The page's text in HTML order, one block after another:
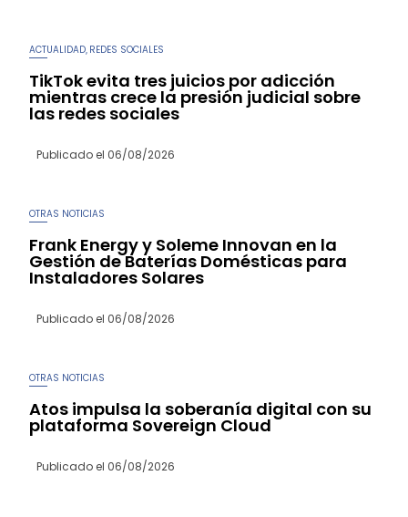
ACTUALIDAD REDES SOCIALES
TikTok evita tres juicios por adicción
mientras crece la presión judicial sobre
las redes sociales
Publicado el 06/08/2026
OTRAS NOTICIAS
Frank Energy y Soleme Innovan en la
Gestión de Baterías Domésticas para
Instaladores Solares
Publicado el 06/08/2026
OTRAS NOTICIAS
Atos impulsa la soberanía digital con su
plataforma Sovereign Cloud
Publicado el 06/08/2026